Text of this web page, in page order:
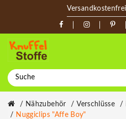
Nähzubehör Verschlüsse
Nuggiclips "Affe Boy"